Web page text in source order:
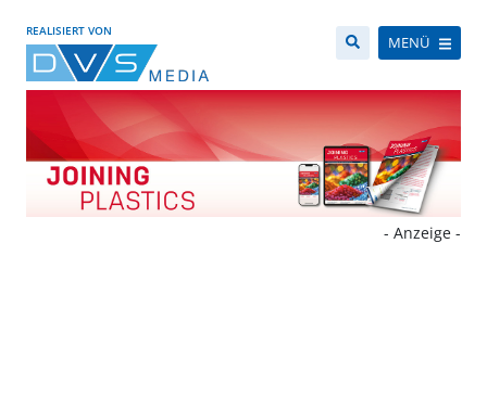
REALISIERT VON
MENÜ
- Anzeige -